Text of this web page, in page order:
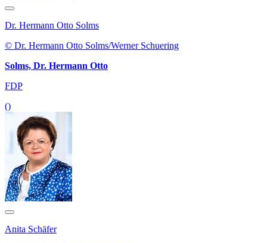
Dr. Hermann Otto Solms
© Dr. Hermann Otto Solms/Werner Schuering
Solms, Dr. Hermann Otto
FDP
()
Anita Schäfer